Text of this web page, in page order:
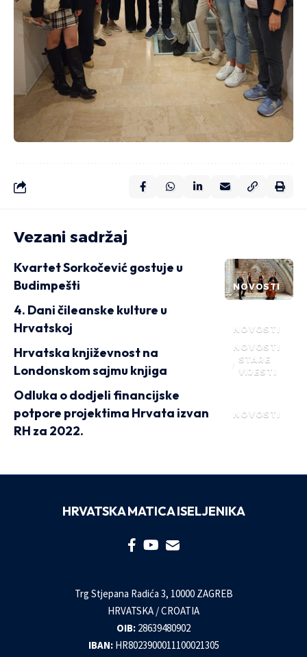
Vezani sadržaj
NOVOSTI
Kvartet Sorkočević gostuje u
Budimpešti
NOVOSTI
4. Dani čileanske kulture u
Hrvatskoj
NOVOSTI
STARE
VIJESTI
Hrvatska književnost na
Londonskom sajmu knjiga
NOVOSTI
Odluka o dodjeli financijske
potpore projektima Hrvata izvan
RH za 2022.
HRVATSKA MATICA ISELJENIKA
Trg Stjepana Radića 3, 10000 ZAGREB
HRVATSKA / CROATIA
OIB: 28639480902
IBAN: HR8023900011100021305